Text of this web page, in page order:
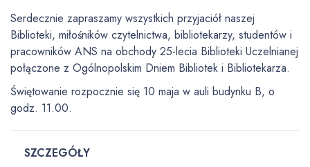
Serdecznie zapraszamy wszystkich przyjaciół naszej
Biblioteki, miłośników czytelnictwa, bibliotekarzy, studentów i
pracowników ANS na obchody 25-lecia Biblioteki Uczelnianej
połączone z Ogólnopolskim Dniem Bibliotek i Bibliotekarza.
Świętowanie rozpocznie się 10 maja w auli budynku B, o
godz. 11.00.
SZCZEGÓŁY